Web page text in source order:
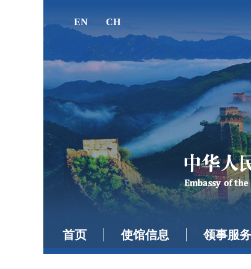
EN CH
首页 使馆信息 领事服务